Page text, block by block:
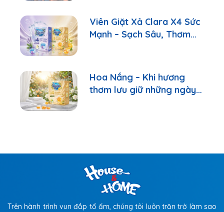
Viên Giặt Xả Clara X4 Sức
Mạnh – Sạch Sâu, Thơm
Hoa Nắng – Khi hương
thơm lưu giữ những ngày
Trên hành trình vun đắp tổ ấm, chúng tôi luôn trăn trở làm sao